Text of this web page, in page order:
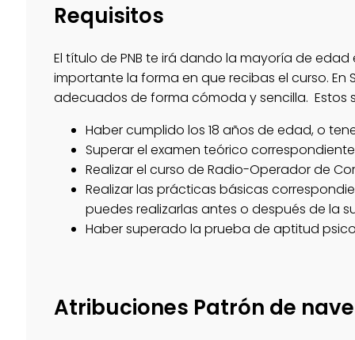
Requisitos
El título de PNB te irá dando la mayoría de
importante la forma en que recibas el curso.
adecuados de forma cómoda y sencilla. Estos
Haber cumplido los 18 años de edad, o
Superar el examen teórico
Realizar el curso de Radio-Operador de
Realizar las prácticas básicas
puedes realizarlas antes o después de la
Haber superado la prueba de aptitud
Atribuciones Patrón de